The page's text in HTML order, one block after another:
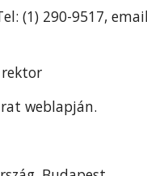
(1) 290-9517,
rektor
weblapján.